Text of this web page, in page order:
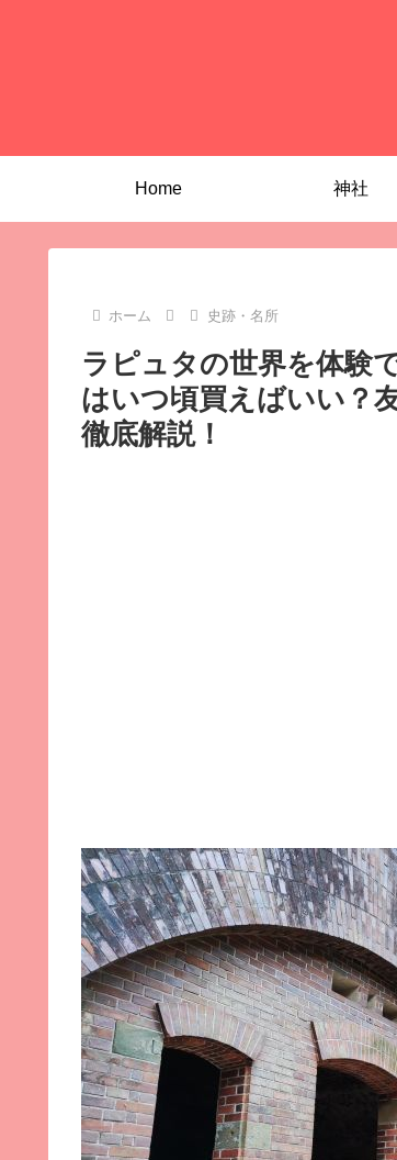
Home 神社
ホーム 史跡・名所
ラピュタの世界を体験
はいつ頃買えばいい？
徹底解説！